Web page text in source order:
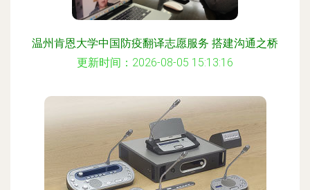
温州肯恩大学中国防疫翻译志愿服务 搭建沟通之桥
更新时间：2026-08-05 15:13:16